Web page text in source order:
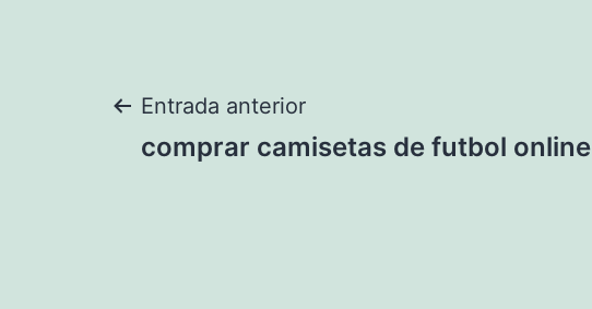
Navegación
Entrada anterior
comprar camisetas de futbol online